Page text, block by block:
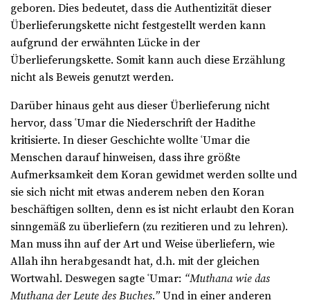
geboren. Dies bedeutet, dass die Authentizität dieser
Überlieferungskette nicht festgestellt werden kann
aufgrund der erwähnten Lücke in der
Überlieferungskette. Somit kann auch diese Erzählung
nicht als Beweis genutzt werden.
Darüber hinaus geht aus dieser Überlieferung nicht
hervor, dass ʿUmar die Niederschrift der Hadithe
kritisierte. In dieser Geschichte wollte ʿUmar die
Menschen darauf hinweisen, dass ihre größte
Aufmerksamkeit dem Koran gewidmet werden sollte und
sie sich nicht mit etwas anderem neben den Koran
beschäftigen sollten, denn es ist nicht erlaubt den Koran
sinngemäß zu überliefern (zu rezitieren und zu lehren).
Man muss ihn auf der Art und Weise überliefern, wie
Allah ihn herabgesandt hat, d.h. mit der gleichen
Wortwahl. Deswegen sagte ʿUmar: “Muthana wie das
Muthana der Leute des Buches.” Und in einer anderen